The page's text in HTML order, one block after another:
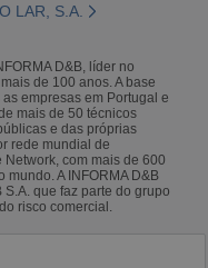
LAR, S.A.
D&B, líder no
de 100 anos. A base
empresas em Portugal e
mais de 50 técnicos
e das próprias
rede mundial de
com mais de 600
A INFORMA D&B
que faz parte do grupo
risco comercial.